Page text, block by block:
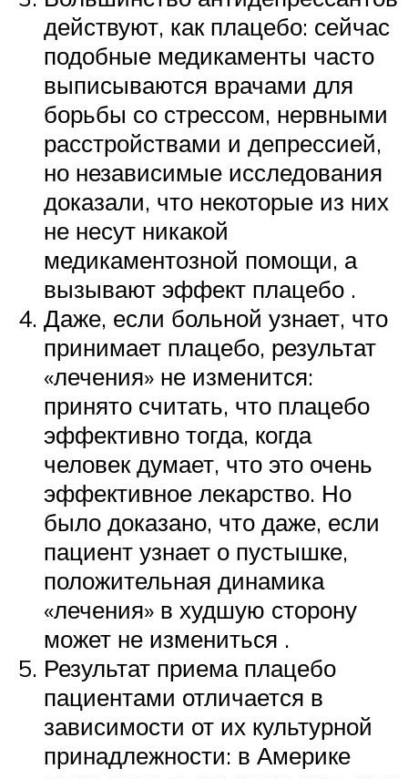
действуют, как плацебо: сейчас
подобные медикаменты часто
выписываются врачами для
борьбы со стрессом, нервными
расстройствами и депрессией,
но независимые исследования
доказали, что некоторые из них
не несут никакой
медикаментозной помощи, а
вызывают эффект плацебо .
Даже, если больной узнает, что
принимает плацебо, результат
«лечения» не изменится:
принято считать, что плацебо
эффективно тогда, когда
человек думает, что это очень
эффективное лекарство. Но
было доказано, что даже, если
пациент узнает о пустышке,
положительная динамика
«лечения» в худшую сторону
может не измениться .
Результат приема плацебо
пациентами отличается в
зависимости от их культурной
принадлежности: в Америке